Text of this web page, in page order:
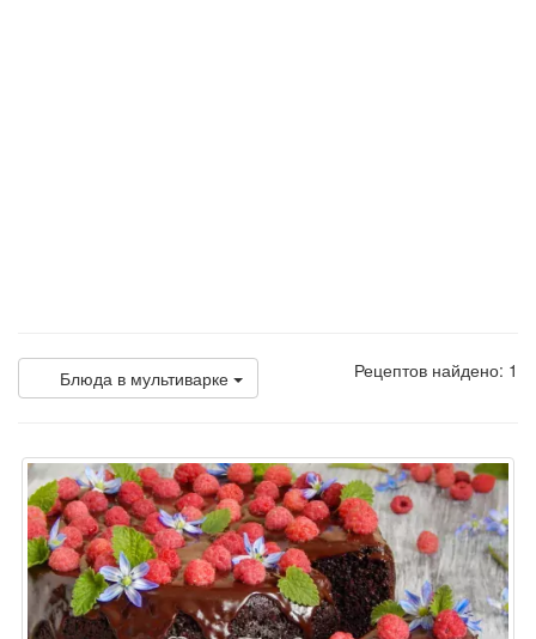
Блюда в мультиварке Рецептов найдено: 1